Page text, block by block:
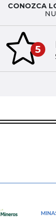
CONOZCA
Seleccione